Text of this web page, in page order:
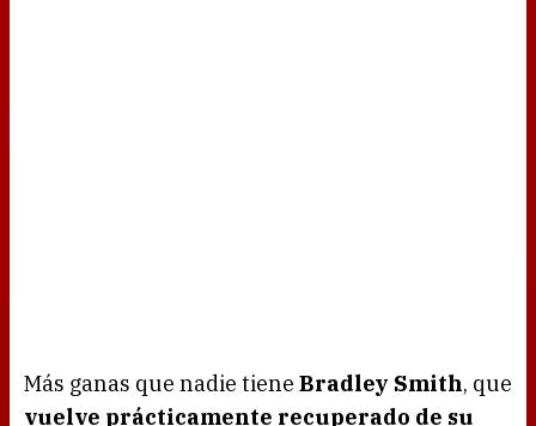
Más ganas que nadie tiene Bradley Smith, que
vuelve prácticamente recuperado de su